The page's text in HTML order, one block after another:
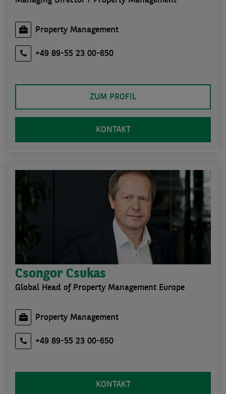
Property Management
+49 89-55 23 00-650
ZUM PROFIL
KONTAKT
Csongor Csukas
Global Head of Property Management Europe
Property Management
+49 89-55 23 00-650
KONTAKT